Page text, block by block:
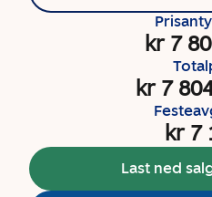
kr 7
kr 7
kr 7
Last ned